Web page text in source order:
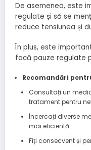
De asemenea, este
regulate și să se
reduce tensiunea și
În plus, este
facă pauze regulate
Recomandări
Consultați un
tratament pentru
Încercați diverse
mai eficientă.
Fiți consecvent și